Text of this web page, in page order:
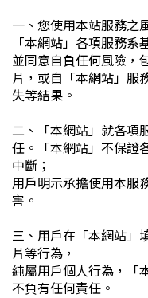
一、您使用本站服務之
「本網站」各項服務系
並同意自負任何風險，
片，或自「本網站」服
失等結果。
二、「本網站」就各項
任。「本網站」不保證
中斷；
用戶明示承擔使用本服
害。
三、用戶在「本網站」
片等行為，
純屬用戶個人行為，「
不負有任何責任。